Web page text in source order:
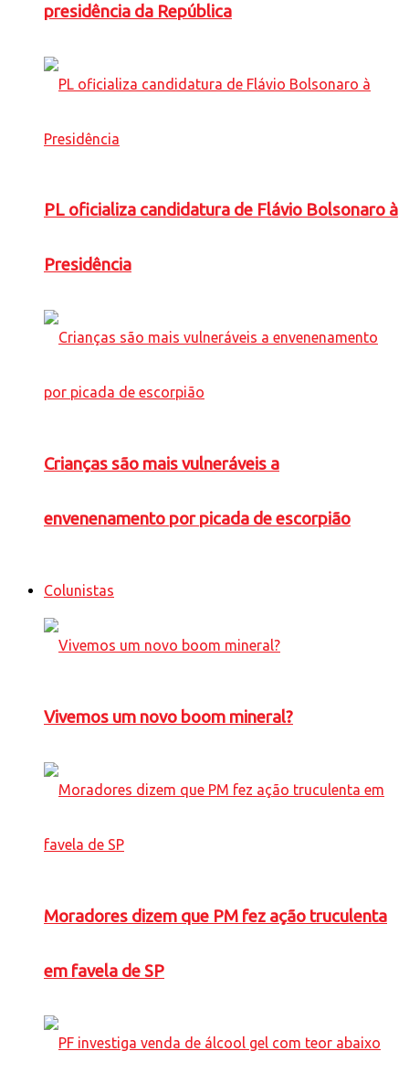
presidência da República
PL oficializa candidatura de Flávio Bolsonaro à
Presidência
Crianças são mais vulneráveis a
envenenamento por picada de escorpião
Colunistas
Vivemos um novo boom mineral?
Moradores dizem que PM fez ação truculenta
em favela de SP